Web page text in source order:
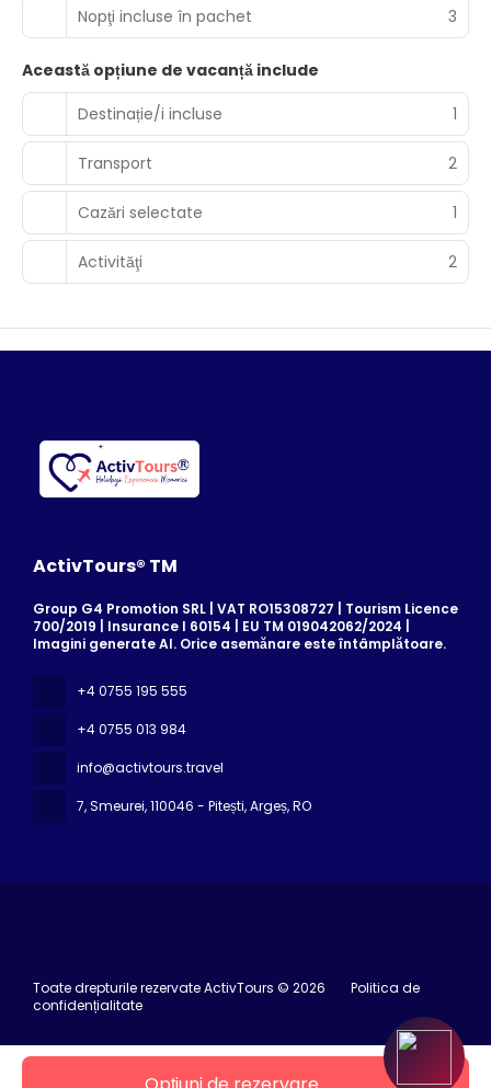
Nopţi incluse în pachet 3
Această opțiune de vacanță include
Destinație/i incluse
1
Transport 2
Cazări selectate 1
Activităţi 2
ActivTours® TM
Group G4 Promotion SRL | VAT RO15308727 | Tourism Licence
700/2019 | Insurance I 60154 | EU TM 019042062/2024 |
Imagini generate AI. Orice asemănare este întâmplătoare.
+4 0755 195 555
+4 0755 013 984
info@activtours.travel
7, Smeurei, 110046 - Pitești, Argeș, RO
Toate drepturile rezervate ActivTours © 2026
Politica de
confidențialitate